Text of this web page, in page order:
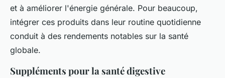
et à améliorer l'énergie générale. Pour beaucoup,
intégrer ces produits dans leur routine quotidienne
conduit à des rendements notables sur la santé
globale.
Suppléments pour la santé digestive